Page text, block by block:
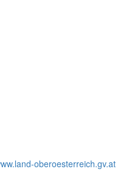
oberoesterreich.gv.at